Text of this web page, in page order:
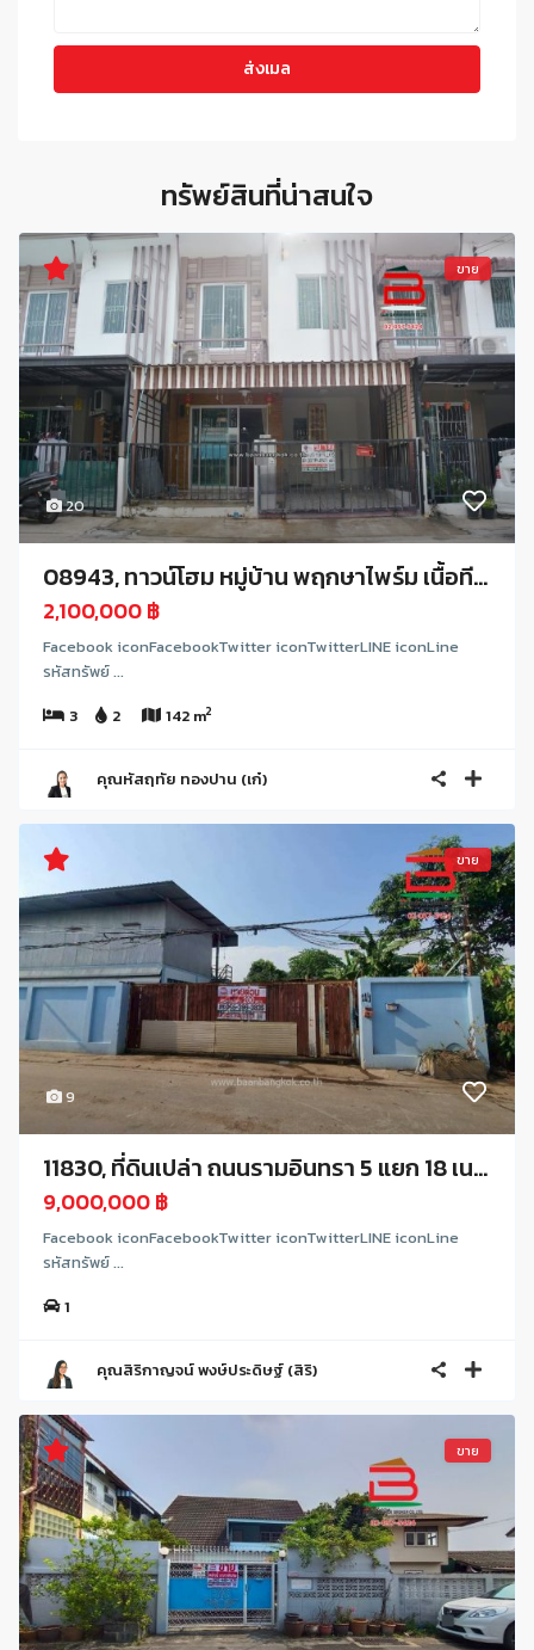
ทรัพย์สินที่น่าสนใจ
20
ขาย
08943, ทาวน์โฮม หมู่บ้าน พฤกษาไพร์ม เนื้อที...
2,100,000 ฿
Facebook iconFacebookTwitter iconTwitterLINE iconLine
รหัสทรัพย์ ...
3
2 142 m2
คุณหัสฤทัย ทองปาน (เก๋)
9
ขาย
11830, ที่ดินเปล่า ถนนรามอินทรา 5 แยก 18 เน...
9,000,000 ฿
Facebook iconFacebookTwitter iconTwitterLINE iconLine
รหัสทรัพย์ ...
1
คุณสิริกาญจน์ พงษ์ประดิษฐ์ (สิริ)
ขาย